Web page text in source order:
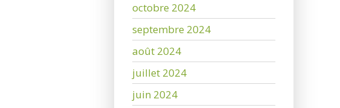
octobre 2024
septembre 2024
août 2024
juillet 2024
juin 2024